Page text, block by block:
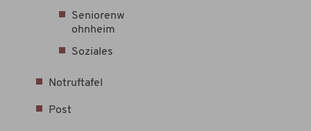
Seniorenw
ohnheim
Soziales
Notruftafel
Post